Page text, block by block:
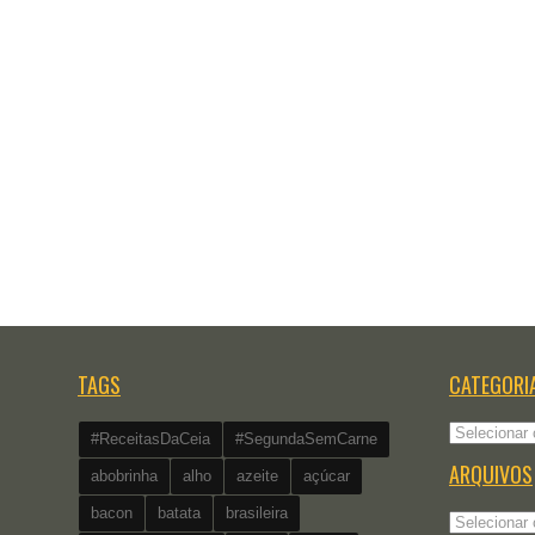
TAGS
#ReceitasDaCeia #SegundaSemCarne
abobrinha alho azeite açúcar
bacon batata brasileira
Categorias
ARQUIVOS
Arquivos